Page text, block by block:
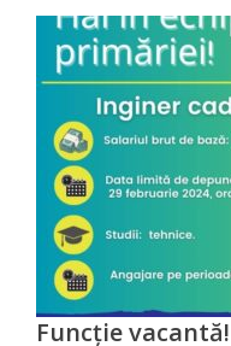
Activitatea
primăriei
Instituții
subordonate
IET
Lăstărel
Funcție vacantă!